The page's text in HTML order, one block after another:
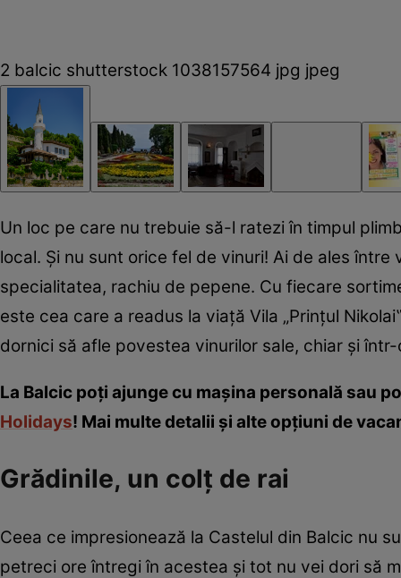
2 balcic shutterstock 1038157564 jpg jpeg
Un loc pe care nu trebuie să-l ratezi în timpul
local. Şi nu sunt orice fel de vinuri! Ai de ales
specialitatea, rachiu de pepene. Cu fiecare
este cea care a readus la viaţă Vila „Prinţul
dornici să afle povestea vinurilor sale, chiar şi
La Balcic poţi ajunge cu maşina personală sau
Holidays! Mai multe detalii şi alte opţiuni de
Grădinile, un colţ de rai
Ceea ce impresionează la Castelul din Balcic nu
petreci ore întregi în acestea şi tot nu vei dori să